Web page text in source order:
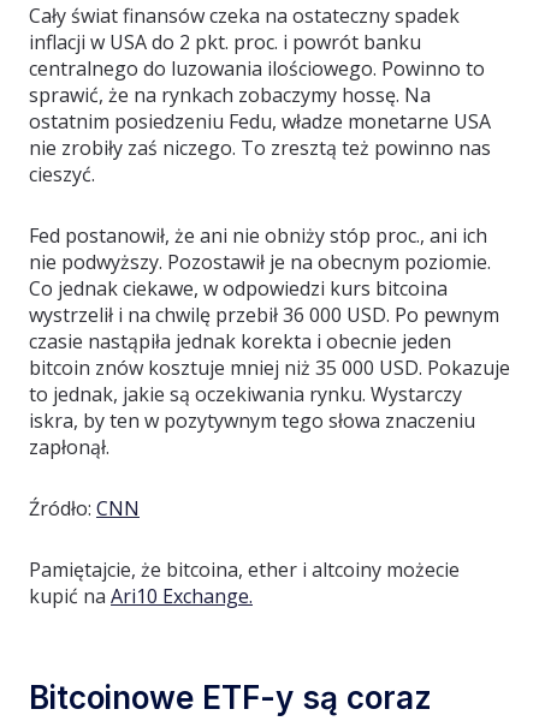
Cały świat finansów czeka na ostateczny spadek
inflacji w USA do 2 pkt. proc. i powrót banku
centralnego do luzowania ilościowego. Powinno to
sprawić, że na rynkach zobaczymy hossę. Na
ostatnim posiedzeniu Fedu, władze monetarne USA
nie zrobiły zaś niczego. To zresztą też powinno nas
cieszyć.
Fed postanowił, że ani nie obniży stóp proc., ani ich
nie podwyższy. Pozostawił je na obecnym poziomie.
Co jednak ciekawe, w odpowiedzi kurs bitcoina
wystrzelił i na chwilę przebił 36 000 USD. Po pewnym
czasie nastąpiła jednak korekta i obecnie jeden
bitcoin znów kosztuje mniej niż 35 000 USD. Pokazuje
to jednak, jakie są oczekiwania rynku. Wystarczy
iskra, by ten w pozytywnym tego słowa znaczeniu
zapłonął.
Źródło: CNN
Pamiętajcie, że bitcoina, ether i altcoiny możecie
kupić na Ari10 Exchange.
Bitcoinowe ETF-y są coraz